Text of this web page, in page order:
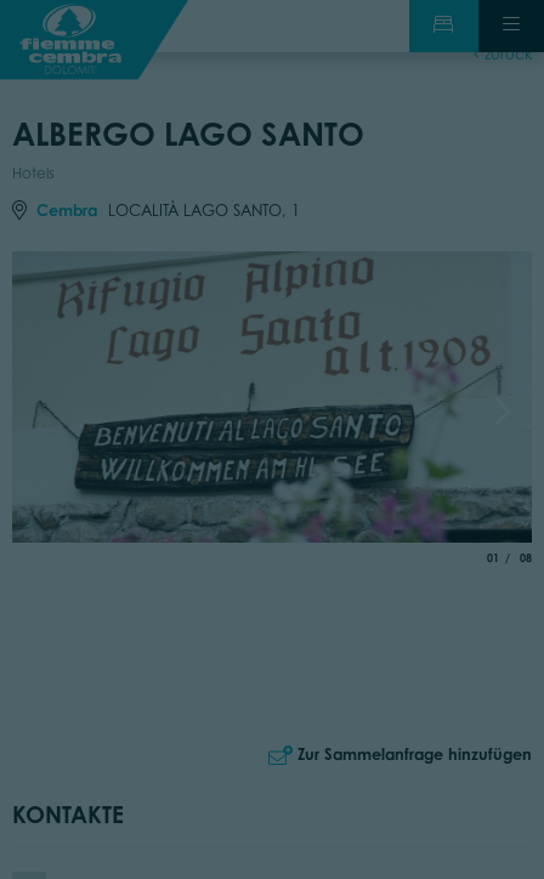
zurück
ALBERGO LAGO SANTO
Hotels
Cembra LOCALITÀ LAGO SANTO, 1
01 von
08
Zur Sammelanfrage hinzufügen
KONTAKTE